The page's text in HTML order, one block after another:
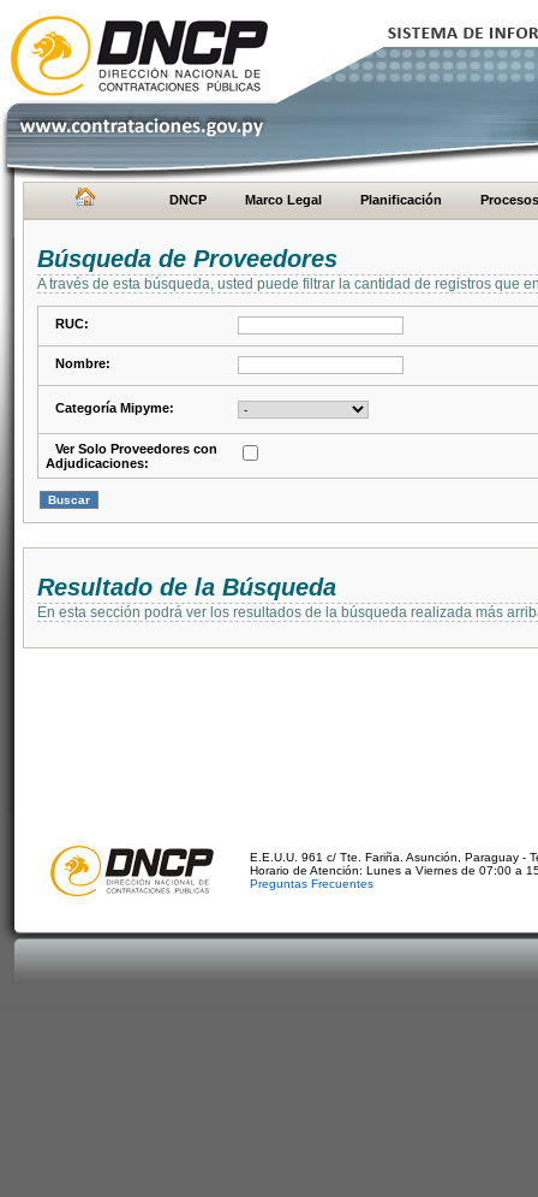
DNCP Marco Legal Planificación Procesos
Búsqueda de Proveedores
A través de esta búsqueda, usted puede filtrar la cantidad de registros que
RUC:
Nombre:
Categoría Mipyme:
Ver Solo Proveedores con
Adjudicaciones:
Resultado de la Búsqueda
En esta sección podrá ver los resultados de la búsqueda realizada más
E.E.U.U. 961 c/ Tte. Fariña. Asunción, Paraguay -
Horario de Atención: Lunes a Viernes de 07:00 a
Preguntas Frecuentes